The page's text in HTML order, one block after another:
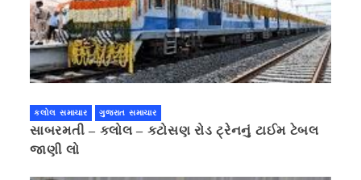
કલોલ સમાચાર ગુજરાત સમાચાર
સાબરમતી – કલોલ – કટોસણ રોડ ટ્રેનનું ટાઈમ ટેબલ
જાણી લો